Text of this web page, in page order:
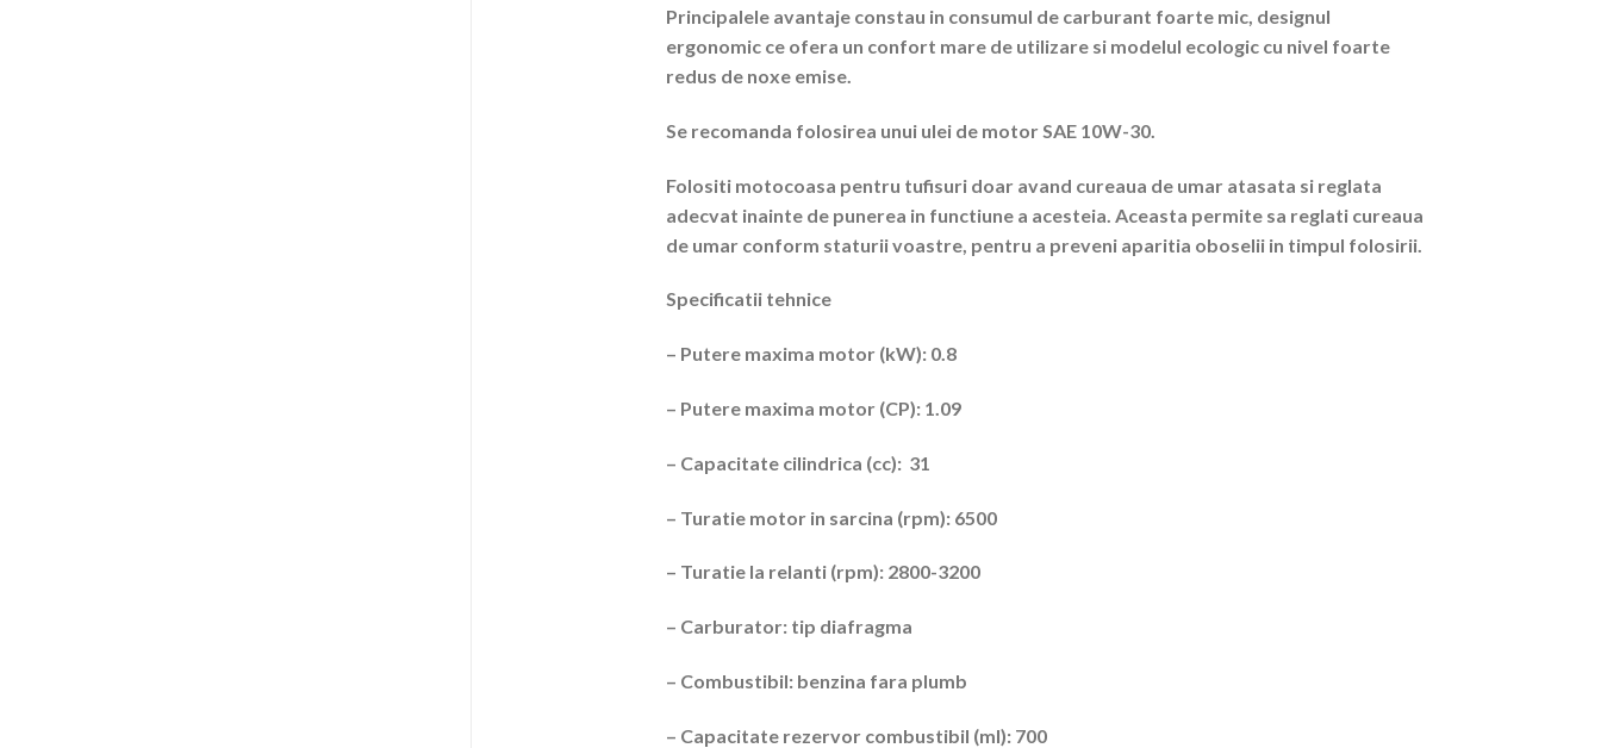
Principalele avantaje constau in consumul de carburant foarte mic, designul
ergonomic ce ofera un confort mare de utilizare si modelul ecologic cu nivel foarte
redus de noxe emise.
Se recomanda folosirea unui ulei de motor SAE 10W-30.
Folositi motocoasa pentru tufisuri doar avand cureaua de umar atasata si reglata
adecvat inainte de punerea in functiune a acesteia. Aceasta permite sa reglati cureaua
de umar conform staturii voastre, pentru a preveni aparitia oboselii in timpul folosirii.
Specificatii tehnice
– Putere maxima motor (kW): 0.8
– Putere maxima motor (CP): 1.09
– Capacitate cilindrica (cc): 31
– Turatie motor in sarcina (rpm): 6500
– Turatie la relanti (rpm): 2800-3200
– Carburator: tip diafragma
– Combustibil: benzina fara plumb
– Capacitate rezervor combustibil (ml): 700